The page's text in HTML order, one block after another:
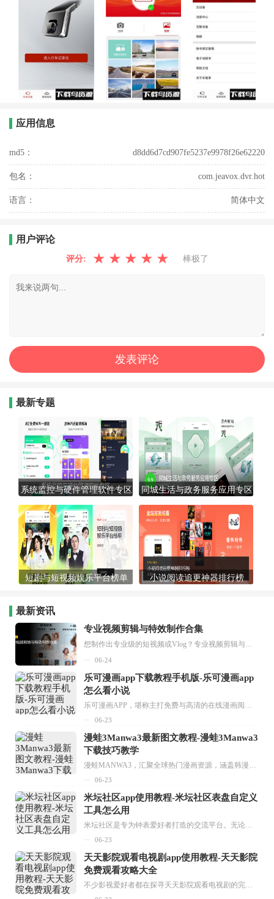
应用信息
md5： d8dd6d7cd907fe5237e9978f26e62220
包名： com.jeavox.dvr.hot
语言： 简体中文
用户评论
评分: ★ ★ ★ ★ ★ 棒极了
最新专题
系统监控与硬件管理软件专区 同城生活与政务服务应用专区
短剧与短视频娱乐平台榜单 小说阅读追更神器排行榜
最新资讯
专业视频剪辑与特效制作合集
想制作出专业级的短视频或Vlog？专业视频剪辑与特效制作大全专题为你提供了从剪辑、抠像到特效包装的全套解决方案。无论是添加炫酷的片头、进行精准的视频抠图，还是制...
06-24
乐可漫画app下载教程手机版-乐可漫画app
怎么看小说
乐可漫画APP，堪称主打免费与高清的在线漫画阅读神器。其官方版提供海量完整版漫画资源，无论是国内漫画，还是日漫、韩漫、台漫、美漫等国外漫画，应有尽有，随时供你阅读。只需轻点一下，便能直接进入阅读界面。不仅如此，乐可漫画最新版本更新速度极快，在这里，你总能抢先看到全网一手漫画章节内容！...
06-23
漫蛙3Manwa3最新图文教程-漫蛙3Manwa3
下载技巧教学
漫蛙MANWA3，汇聚全球热门漫画资源，涵盖韩漫、欧美漫画、国漫等多种类型，题材丰富多样，全方位满足用户阅读喜好。它不仅是阅读平台，更是创作平台，为广大用户打造零门槛创作环境。...
06-23
米坛社区app使用教程-米坛社区表盘自定义
工具怎么用
米坛社区是专为钟表爱好者打造的交流平台。无论你是初涉钟表领域的普通爱好者，还是拥有多年收藏经验的资深玩家，都能在此找到属于自己的天地。 无需注册，就能轻松参与其中。通过专业的讨论论坛与丰富的交互功能，你可与世界各地的钟表爱好者畅快交流。若你钟情于钟表，米坛社区无疑是值得一试的理想之选。在这里，你能获取最新的手表资讯，交流见解，提升鉴赏品味，让每一块手表都成为收藏故事中重要的一部分。感兴趣的朋友，不要错过下载机会。...
06-23
天天影院观看电视剧app使用教程-天天影院
免费观看攻略大全
不少影视爱好者都在探寻天天影院观看电视剧的完整方法，结合最新平台使用规则，本篇新手入门攻略全面讲解观看渠道、检索流程、播放设置以及画面模式调整等实用内容。全文适配手机、电脑等主流设备，步骤简洁易懂，无论是初次使用的新手，还是想要优化观影体验的用户，都能参照内容快速上手，熟练掌握平台各项操作技巧，轻松畅享影视内容。...